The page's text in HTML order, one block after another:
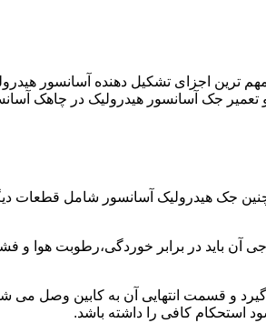
مهم ترین اجزای تشکیل دهنده آسانسور
تعمیر جک آسانسور هیدرولیک در چاهک
هیدرولیک آسانسور شامل قطعات
باید در برابر خوردگی،رطوبت هوا و
و قسمت انتهایی آن به کابین وصل
استحکام کافی را داشته باشد.